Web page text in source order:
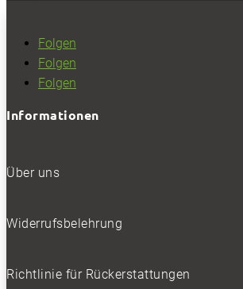
Folgen
Folgen
Folgen
Informationen
Über uns
Widerrufsbelehrung
Richtlinie für Rückerstattungen